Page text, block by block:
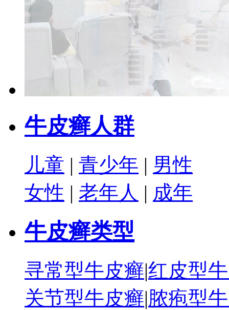
牛皮癣人群
儿童 | 青少年 | 男性
女性 | 老年人 | 成年
牛皮癣类型
寻常型牛皮癣|红皮型
关节型牛皮癣|脓疱型